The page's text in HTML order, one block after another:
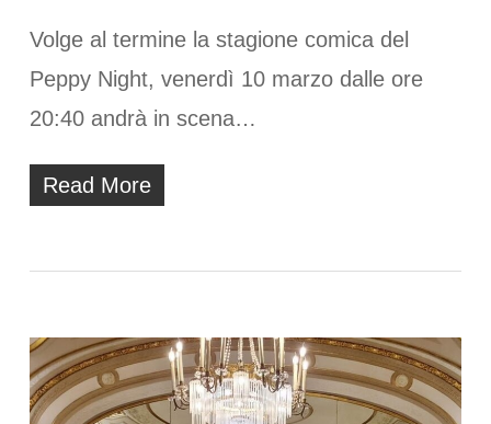
Volge al termine la stagione comica del
Peppy Night, venerdì 10 marzo dalle ore
20:40 andrà in scena…
Read More